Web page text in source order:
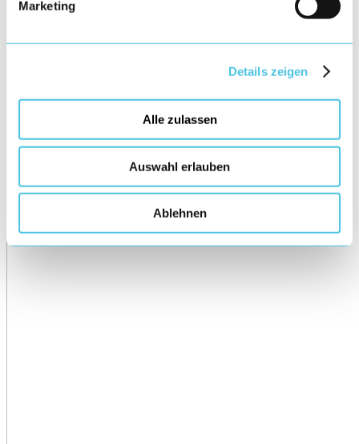
Marketing
Details zeigen
Alle zulassen
Auswahl erlauben
Ablehnen